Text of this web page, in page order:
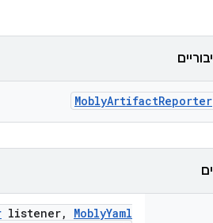
MoblyArtifactReporter
listener, MoblyYaml